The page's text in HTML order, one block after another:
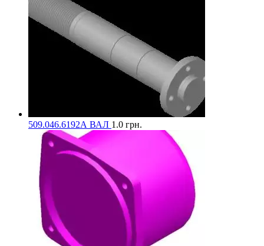
509.046.6192А ВАЛ 1.0 грн.